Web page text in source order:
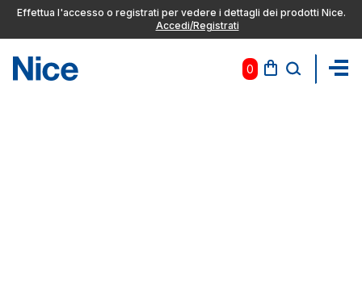
Effettua l'accesso o registrati per vedere i dettagli dei prodotti Nice.
Accedi/Registrati
0